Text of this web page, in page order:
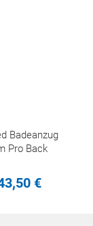
Badeanzug
Pro Back
50 €